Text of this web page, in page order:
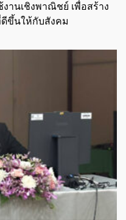
านเชิงพาณิชย์ เพื่อสร้าง
ขึ้นให้กับสังคม